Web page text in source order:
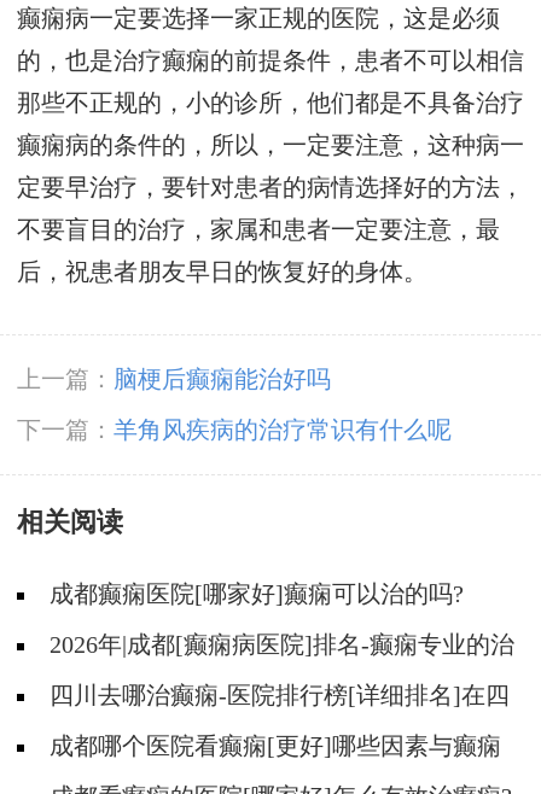
癫痫病一定要选择一家正规的医院，这是必须
的，也是治疗癫痫的前提条件，患者不可以相信
那些不正规的，小的诊所，他们都是不具备治疗
癫痫病的条件的，所以，一定要注意，这种病一
定要早治疗，要针对患者的病情选择好的方法，
不要盲目的治疗，家属和患者一定要注意，最
后，祝患者朋友早日的恢复好的身体。
上一篇： 脑梗后癫痫能治好吗
下一篇： 羊角风疾病的治疗常识有什么呢
相关阅读
成都癫痫医院[哪家好]癫痫可以治的吗?
2026年|成都[癫痫病医院]排名-癫痫专业的治
疗方法都有什么?
四川去哪治癫痫-医院排行榜[详细排名]在四
川治疗癫痫病要多少钱?
成都哪个医院看癫痫[更好]哪些因素与癫痫